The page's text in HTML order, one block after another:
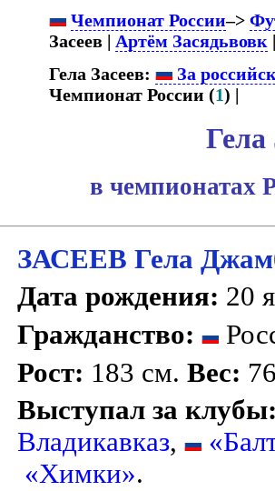
Чемпионат России–>
Засеев | Артём Засядьвовк
Гела Засеев:
За
Чемпионат России (1) |
Гела
в чемпионатах
ЗАСЕЕВ Гела
Дата рождения: 20
Гражданство:
Рост: 183 см.Вес:
Выступал за
Владикавказ,
«Химки».